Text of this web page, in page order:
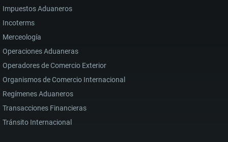
Impuestos Aduaneros
Incoterms
Merceología
Operaciones Aduaneras
Operadores de Comercio Exterior
Organismos de Comercio Internacional
Regímenes Aduaneros
Transacciones Financieras
Tránsito Internacional